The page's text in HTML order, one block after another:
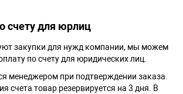
счету для юрлиц
закупки для нужд компании, мы можем
по счету для юридических лиц.
менеджером при подтверждении заказа.
счета товар резервируется на 3 дня. В